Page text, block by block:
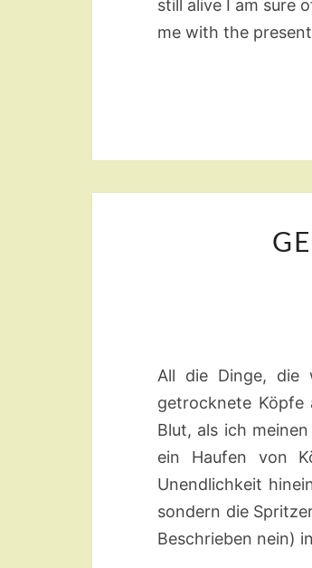
still alive I am sure
me with the
All die Dinge, die
getrocknete Köpfe
Blut, als ich
ein Haufen von
Unendlichkeit
sondern die
Beschrieben nein)